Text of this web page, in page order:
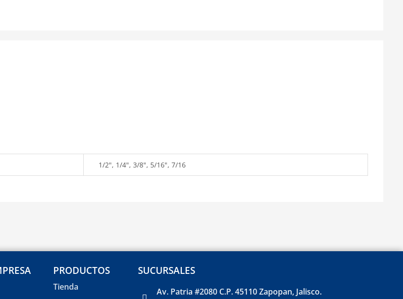
1/2", 1/4", 3/8", 5/16", 7/16
PRODUCTOS
Tienda
SUCURSALES
Av. Patria #2080 C.P. 45110 Zapopan, Jalisco.